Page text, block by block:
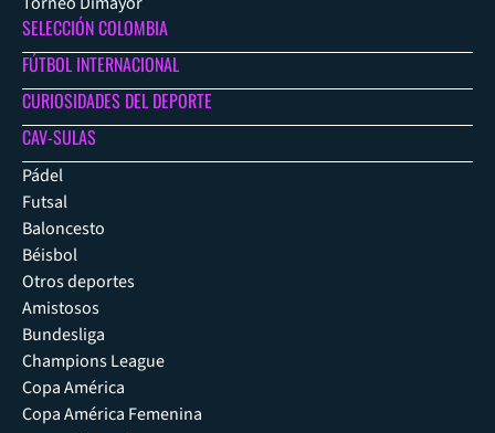
SELECCIÓN COLOMBIA
FÚTBOL INTERNACIONAL
CURIOSIDADES DEL DEPORTE
CAV-SULAS
Pádel
Futsal
Baloncesto
Béisbol
Otros deportes
Amistosos
Bundesliga
Champions League
Copa América
Copa América Femenina